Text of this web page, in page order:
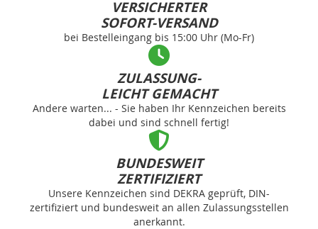
VERSICHERTER
SOFORT-VERSAND
bei Bestelleingang bis 15:00 Uhr (Mo-Fr)
ZULASSUNG-
LEICHT GEMACHT
Andere warten... - Sie haben Ihr Kennzeichen bereits
dabei und sind schnell fertig!
BUNDESWEIT
ZERTIFIZIERT
Unsere Kennzeichen sind DEKRA geprüft, DIN-
zertifiziert und bundesweit an allen Zulassungsstellen
anerkannt.